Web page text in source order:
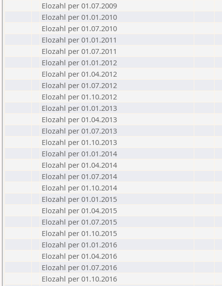
Elozahl per 01.07.2009
Elozahl per 01.01.2010
Elozahl per 01.07.2010
Elozahl per 01.01.2011
Elozahl per 01.07.2011
Elozahl per 01.01.2012
Elozahl per 01.04.2012
Elozahl per 01.07.2012
Elozahl per 01.10.2012
Elozahl per 01.01.2013
Elozahl per 01.04.2013
Elozahl per 01.07.2013
Elozahl per 01.10.2013
Elozahl per 01.01.2014
Elozahl per 01.04.2014
Elozahl per 01.07.2014
Elozahl per 01.10.2014
Elozahl per 01.01.2015
Elozahl per 01.04.2015
Elozahl per 01.07.2015
Elozahl per 01.10.2015
Elozahl per 01.01.2016
Elozahl per 01.04.2016
Elozahl per 01.07.2016
Elozahl per 01.10.2016